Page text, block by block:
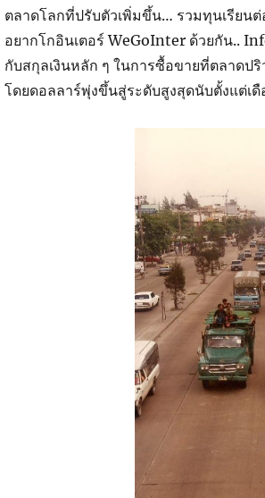
ตลาดโลกที่ปรับตัวเพิ่มขึ้น… รวมทุนเรียนต่
อยากโกอินเตอร์ WeGoInter ด้วยกัน..
กับสกุลเงินหลัก ๆ ในการซื้อขายที่ตลาดปริ
โดยดอลลาร์พุ่งขึ้นสู่ระดับสูงสุดนับตั้งแต่เ